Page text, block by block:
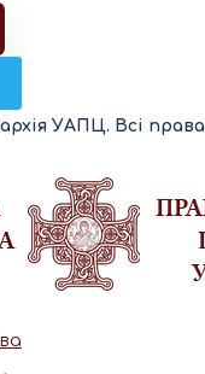
УАПЦ. Всі права